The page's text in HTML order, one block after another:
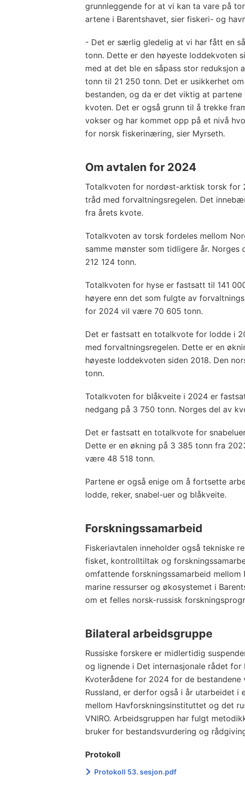
grunnleggende for at vi kan ta vare på
artene i Barentshavet, sier fiskeri- og
- Det er særlig gledelig at vi har fått en
tonn. Dette er den høyeste loddekvoten
med at det ble en såpass stor reduksjon
tonn til 21 250 tonn. Det er usikkerhet
bestanden, og da er det viktig at partene
kvoten. Det er også grunn til å trekke
vokser og har kommet opp på et nivå
for norsk fiskerinæring, sier Myrseth.
Om avtalen for 2024
Totalkvoten for nordøst-arktisk torsk for
tråd med forvaltningsregelen. Det
fra årets kvote.
Totalkvoten av torsk fordeles mellom
samme mønster som tidligere år.
212 124 tonn.
Totalkvoten for hyse er fastsatt til 141
høyere enn det som fulgte av
for 2024 vil være 70 605 tonn.
Det er fastsatt en totalkvote for lodde i
med forvaltningsregelen. Dette er en
høyeste loddekvoten siden 2018. Den
tonn.
Totalkvoten for blåkveite i 2024 er
nedgang på 3 750 tonn. Norges del av
Det er fastsatt en totalkvote for
Dette er en økning på 3 385 tonn fra
være 48 518 tonn.
Partene er også enige om å fortsette
lodde, reker, snabel-uer og blåkveite.
Forskningssamarbeid
Fiskeriavtalen inneholder også tekniske
fisket, kontrolltiltak og
omfattende forskningssamarbeid mellom
marine ressurser og økosystemet i
om et felles norsk-russisk
Bilateral arbeidsgruppe
Russiske forskere er midlertidig
og lignende i Det internasjonale rådet for
Kvoterådene for 2024 for de bestandene
Russland, er derfor også i år utarbeidet i
mellom Havforskningsinstituttet og det
VNIRO. Arbeidsgruppen har fulgt
bruker for bestandsvurdering og
Protokoll
Protokoll 53. sesjon.pdf